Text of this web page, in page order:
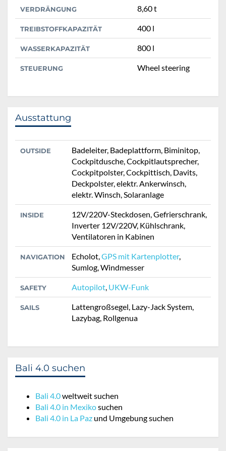
VERDRÄNGUNG 8,60 t
TREIBSTOFFKAPAZITÄT 400 l
WASSERKAPAZITÄT 800 l
STEUERUNG Wheel steering
Ausstattung
OUTSIDE
Badeleiter, Badeplattform, Biminitop,
Cockpitdusche, Cockpitlautsprecher,
Cockpitpolster, Cockpittisch, Davits,
Deckpolster, elektr. Ankerwinsch,
elektr. Winsch, Solaranlage
INSIDE
12V/220V-Steckdosen, Gefrierschrank,
Inverter 12V/220V, Kühlschrank,
Ventilatoren in Kabinen
NAVIGATION Echolot,GPS mit Kartenplotter,
Sumlog, Windmesser
SAFETY Autopilot, UKW-Funk
SAILS
Lattengroßsegel, Lazy-Jack System,
Lazybag, Rollgenua
Bali 4.0 suchen
Bali 4.0weltweit suchen
Bali 4.0 in Mexikosuchen
Bali 4.0 in La Paz und Umgebung suchen